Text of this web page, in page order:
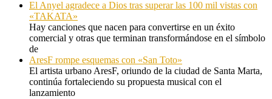
El Anyel agradece a Dios tras superar las 100 mil vistas con
«TAKATA»
Hay canciones que nacen para convertirse en un éxito
comercial y otras que terminan transformándose en el símbolo
de
AresF rompe esquemas con «San Toto»
El artista urbano AresF, oriundo de la ciudad de Santa Marta,
continúa fortaleciendo su propuesta musical con el
lanzamiento